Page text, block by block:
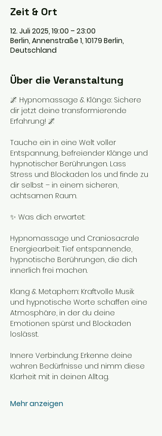
Zeit & Ort
12. Juli 2025, 19:00 – 23:00
Berlin, Annenstraße 1, 10179 Berlin,
Deutschland
Über die Veranstaltung
🌌 Hypnomassage & Klänge: Sichere
dir jetzt deine transformierende
Erfahrung! 🌌
Tauche ein in eine Welt voller
Entspannung, befreiender Klänge und
hypnotischer Berührungen. Lass
Stress und Blockaden los und finde zu
dir selbst – in einem sicheren,
achtsamen Raum.
✨ Was dich erwartet:
Hypnomassage und Craniosacrale
Energiearbeit: Tief entspannende,
hypnotische Berührungen, die dich
innerlich frei machen.
Klang & Metaphern: Kraftvolle Musik
und hypnotische Worte schaffen eine
Atmosphäre, in der du deine
Emotionen spürst und Blockaden
loslässt.
Innere Verbindung: Erkenne deine
wahren Bedürfnisse und nimm diese
Klarheit mit in deinen Alltag.
Mehr anzeigen